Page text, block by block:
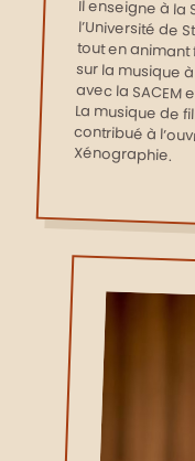
Xénographie.